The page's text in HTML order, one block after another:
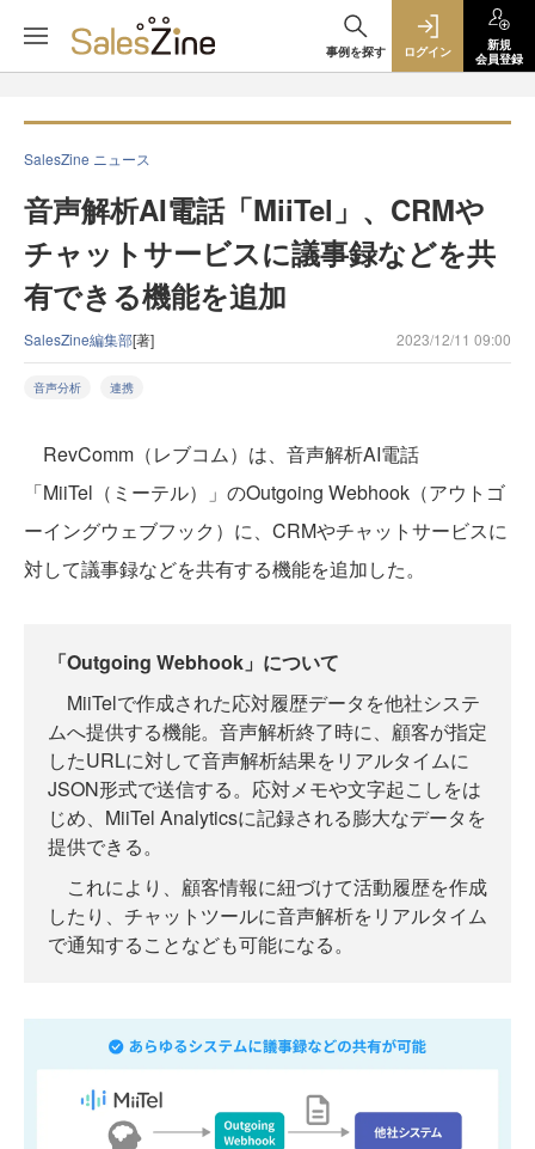
事例を探す ログイン
新規
会員登録
SalesZine ニュース
音声解析AI電話「MiiTel」、CRMや
チャットサービスに議事録などを共
有できる機能を追加
SalesZine編集部[著] 2023/12/11 09:00
音声分析 連携
RevComm（レブコム）は、音声解析AI電話
「MiiTel（ミーテル）」のOutgoing Webhook（アウトゴ
ーイングウェブフック）に、CRMやチャットサービスに
対して議事録などを共有する機能を追加した。
「Outgoing Webhook」について
MiiTelで作成された応対履歴データを他社システ
ムへ提供する機能。音声解析終了時に、顧客が指定
したURLに対して音声解析結果をリアルタイムに
JSON形式で送信する。応対メモや文字起こしをは
じめ、MiiTel Analyticsに記録される膨大なデータを
提供できる。
これにより、顧客情報に紐づけて活動履歴を作成
したり、チャットツールに音声解析をリアルタイム
で通知することなども可能になる。